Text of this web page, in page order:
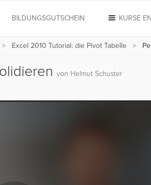
KURSE
BILDUNGSGUTSCHEIN
Excel 2010 Tutorial: die Pivot Tabelle
von Helmut Schuster